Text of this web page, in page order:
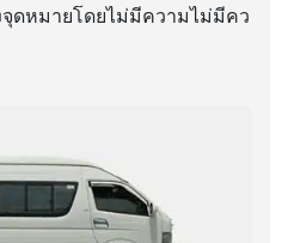
ดหมายโดยไม่มีความไม่มีคว